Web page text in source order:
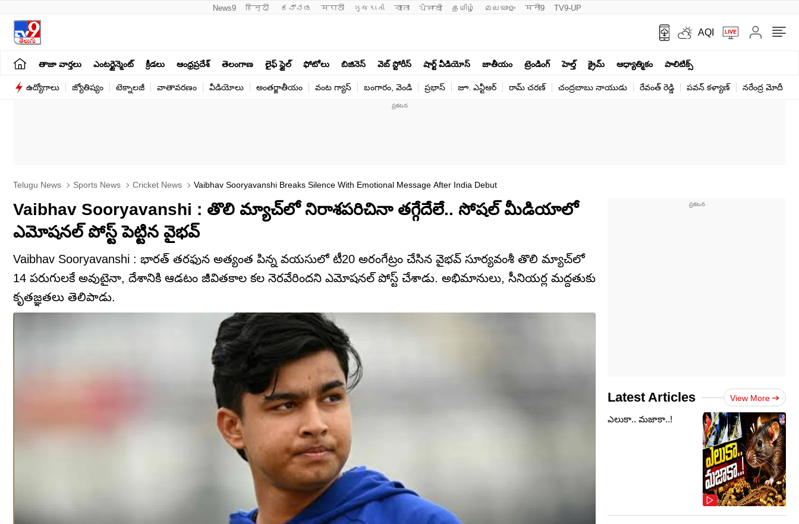
News9 हिन्दी ಕನ್ನಡ मराठी ગુજરાતી বাংলা ਪੰਜਾਬੀ தமிழ் മലയാളം मनी9 TV9-UP
AQI
తాజా వార్తలు ఎంటర్టైన్మెంట్ క్రీడలు ఆంధ్రప్రదేశ్ తెలంగాణ లైఫ్ స్టైల్ ఫోటోలు బిజినెస్ వెబ్ స్టోరీస్ షార్ట్ వీడియోస్ జాతీయం ట్రెండింగ్ హెల్త్‌ క్రైమ్ ఆధ్యాత్మికం పాలిటిక్స్‌
ఉద్యోగాలు జ్యోతిష్యం టెక్నాలజీ వాతావరణం వీడియోలు అంతర్జాతీయం వంట గ్యాస్ బంగారం, వెండి ప్రభాస్ జూ. ఎన్టీఆర్ రామ్ చ‌ర‌ణ్‌ చంద్రబాబు నాయుడు రేవంత్ రెడ్డి పవన్ కళ్యాణ్ నరేంద్ర మోదీ
Telugu News Sports News Cricket News Vaibhav Sooryavanshi Breaks Silence With Emotional Message After India Debut
Vaibhav Sooryavanshi : తొలి మ్యాచ్‌లో నిరాశపరిచినా తగ్గేదేలే.. సోషల్ మీడియాలో
ఎమోషనల్ పోస్ట్ పెట్టిన వైభవ్
Vaibhav Sooryavanshi : భారత్ తరఫున అత్యంత పిన్న వయసులో టీ20 అరంగేట్రం చేసిన వైభవ్ సూర్యవంశీ తొలి మ్యాచ్‌లో
14 పరుగులకే అవుటైనా, దేశానికి ఆడటం జీవితకాల కల నెరవేరిందని ఎమోషనల్ పోస్ట్ చేశాడు. అభిమానులు, సీనియర్ల మద్దతుకు
కృతజ్ఞతలు తెలిపాడు.
Latest Articles View More
ఎలుకా.. మజాకా..!